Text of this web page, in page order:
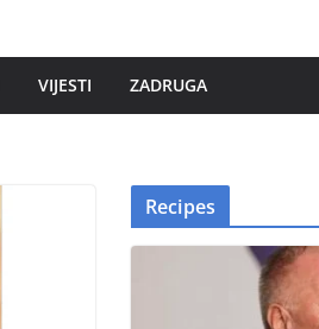
VIJESTI ZADRUGA
Recipes